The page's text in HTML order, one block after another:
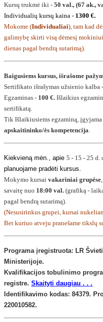
Kursų trukmė iki - 50 val., (67 ak.,
Individualių kursų kaina - 1300 €.
Mokome (Individualiai), tam kad
galimybę skirti visą dėmesį
dienas pagal bendrą sutarimą).
Baigusiems kursus, išrašome
Sertifikato išrašymas užsienio kalba -
Egzaminas - 100 €. Išlaikius
sertifikatą.
Tik Išlaikiusiems egzaminą, įgyjama
apskaitininko/ės kompetencija
Kiekvieną mėn., apie 5 - 15 - 25 d.
planuojame pradėti kursus.
Mokymo kursai vakariniai grupėse
savaitę nuo 18:00 val. (grafiką -
pagal bendrą sutarimą).
(Nesusirinkus grupei, kursai
Bet kuriuo atveju pranešame tikslų
Programa įregistruota: LR
Ministerijoje.
Kvalifikacijos tobulinimo
registre. Skaityti daugiau . . .
Identifikavimo kodas: 84379.
220010582.